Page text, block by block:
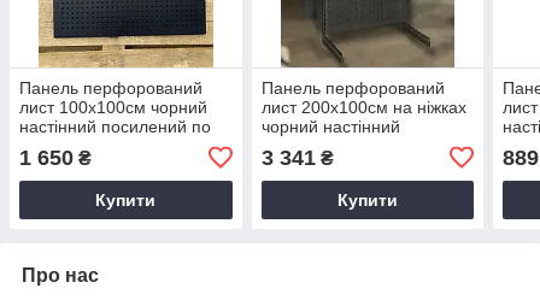
Панель перфорований
лист 100х100см чорний
настінний посилений по
1 650 ₴
Купити
Панель перфорований
лист 200х100см на ніжках
чорний настінний
посилений по периметру
трубою
3 341₴
Купити
889
Про нас